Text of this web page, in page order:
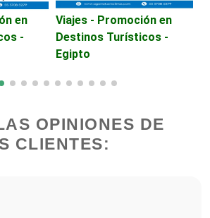
Belleza
Rehabilitación
en
-
Viajes - Promoción en
Destinos Turísticos -
Egipto
OPINIONES DE
CLIENTES: